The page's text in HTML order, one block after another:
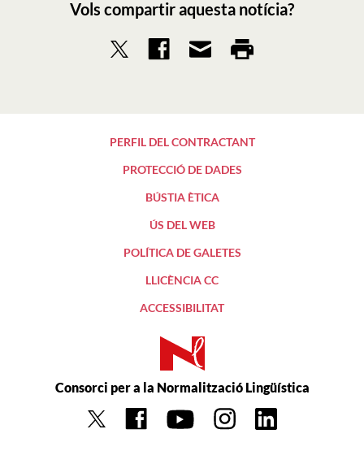
Vols compartir aquesta notícia?
PERFIL DEL CONTRACTANT
PROTECCIÓ DE DADES
BÚSTIA ÈTICA
ÚS DEL WEB
POLÍTICA DE GALETES
LLICÈNCIA CC
ACCESSIBILITAT
Consorci per a la Normalització Lingüística